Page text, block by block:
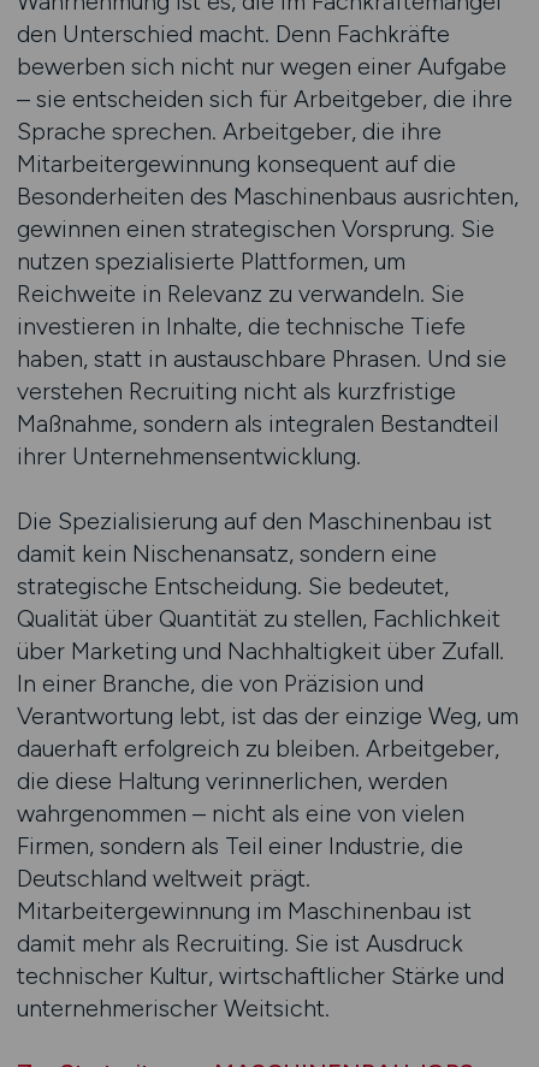
den Unterschied macht. Denn Fachkräfte
bewerben sich nicht nur wegen einer Aufgabe
– sie entscheiden sich für Arbeitgeber, die ihre
Sprache sprechen. Arbeitgeber, die ihre
Mitarbeitergewinnung konsequent auf die
Besonderheiten des Maschinenbaus ausrichten,
gewinnen einen strategischen Vorsprung. Sie
nutzen spezialisierte Plattformen, um
Reichweite in Relevanz zu verwandeln. Sie
investieren in Inhalte, die technische Tiefe
haben, statt in austauschbare Phrasen. Und sie
verstehen Recruiting nicht als kurzfristige
Maßnahme, sondern als integralen Bestandteil
ihrer Unternehmensentwicklung.
Die Spezialisierung auf den Maschinenbau ist
damit kein Nischenansatz, sondern eine
strategische Entscheidung. Sie bedeutet,
Qualität über Quantität zu stellen, Fachlichkeit
über Marketing und Nachhaltigkeit über Zufall.
In einer Branche, die von Präzision und
Verantwortung lebt, ist das der einzige Weg, um
dauerhaft erfolgreich zu bleiben. Arbeitgeber,
die diese Haltung verinnerlichen, werden
wahrgenommen – nicht als eine von vielen
Firmen, sondern als Teil einer Industrie, die
Deutschland weltweit prägt.
Mitarbeitergewinnung im Maschinenbau ist
damit mehr als Recruiting. Sie ist Ausdruck
technischer Kultur, wirtschaftlicher Stärke und
unternehmerischer Weitsicht.